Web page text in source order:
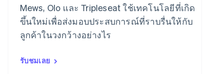
Mews, Olo และ Tripleseat ใช้เทคโนโลยีที่เกิด
ขึ้นใหม่เพื่อส่งมอบประสบการณ์ที่ราบรื่นให้กับ
ลูกค้าในวงกว้างอย่างไร
รับชมเลย
เม็กซิโก
EspañolEnglish
ยิบรอลตาร์
English